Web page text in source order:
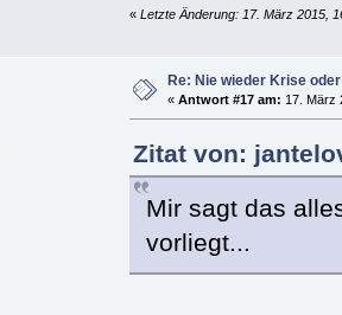
« Letzte Änderung: 17. März 2015,
Re: Nie wieder Krise
« Antwort #17 am: 17. März
Zitat von:
Mir sagt das
vorliegt...